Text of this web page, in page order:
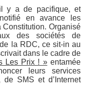
y a de pacifique, et
en avance les
Organisé
des sociétés de
la RDC, ce sit-in au
dans le cadre de
Les Prix ! »entamée
leurs services
de SMS et d’Internet